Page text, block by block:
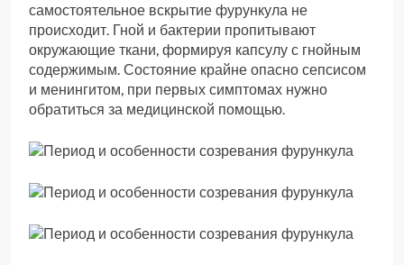
самостоятельное вскрытие фурункула не
происходит. Гной и бактерии пропитывают
окружающие ткани, формируя капсулу с гнойным
содержимым. Состояние крайне опасно сепсисом
и менингитом, при первых симптомах нужно
обратиться за медицинской помощью.